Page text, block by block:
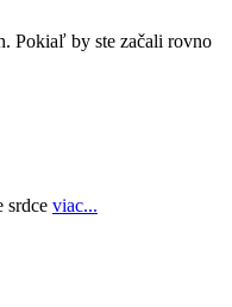
Pokiaľ by ste začali rovno
srdce viac...